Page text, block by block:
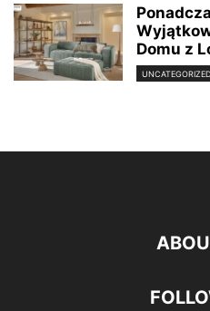
Domu z
UNCATEGORIZED